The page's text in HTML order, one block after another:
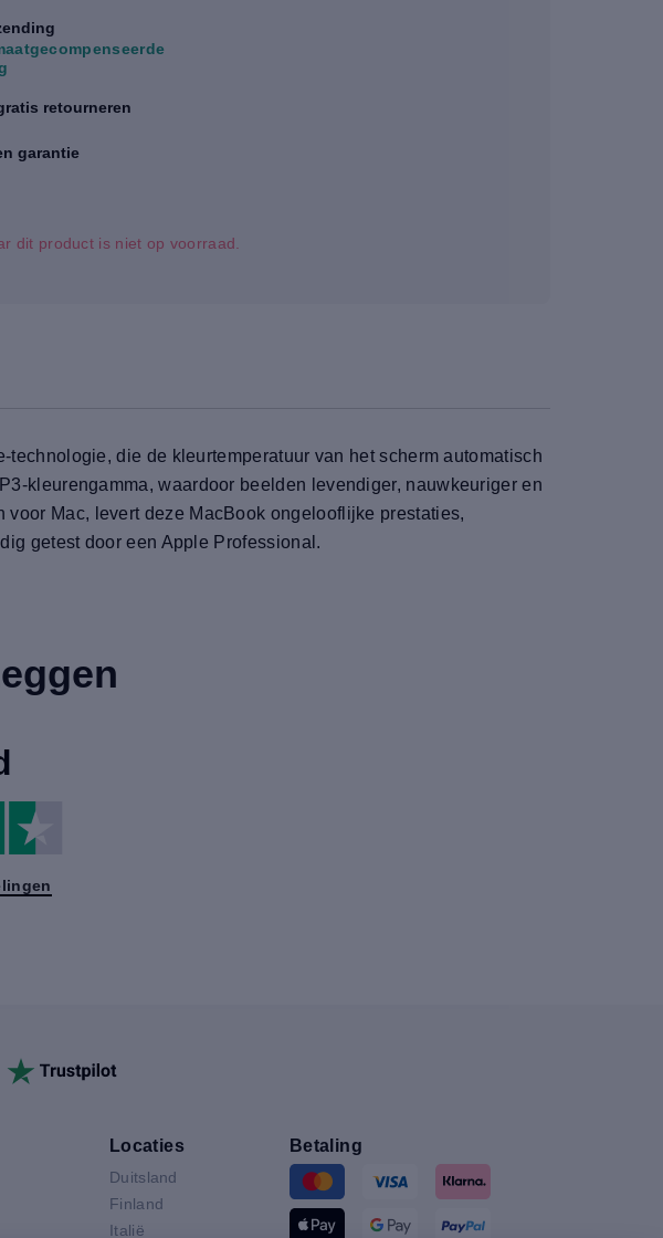
retourneren
garantie
dit product is niet op voorraad.
die de kleurtemperatuur van het scherm automatisch
kleurengamma, waardoor beelden levendiger, nauwkeuriger en
Mac, levert deze MacBook ongelooflijke prestaties,
getest door een Apple Professional.
Locaties
Duitsland
Finland
Italië
Betaling